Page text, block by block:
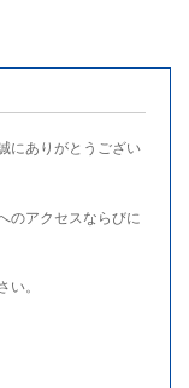
にありがとうござい
のアクセスならびに
い。